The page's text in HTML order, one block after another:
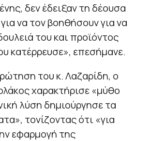
δεν έδειξαν τη δέουσα
να τον βοηθήσουν για να
του και προϊόντος
κατέρρευσε», επεσήμανε.
του κ. Λαζαρίδη, ο
χαρακτήρισε «μύθο
λύση δημιούργησε τα
τονίζοντας ότι «για
εφαρμογή της